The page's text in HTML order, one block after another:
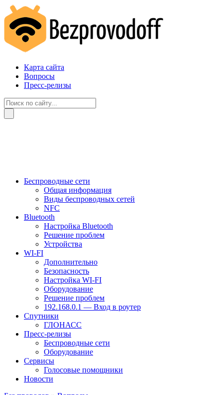
Карта сайта
Вопросы
Пресс-релизы
Беспроводные сети
Общая информация
Виды беспроводных сетей
NFC
Bluetooth
Настройка Bluetooth
Решение проблем
Устройства
WI-FI
Дополнительно
Безопасность
Настройка WI-FI
Оборудование
Решение проблем
192.168.0.1 — Вход в роутер
Спутники
ГЛОНАСС
Пресс-релизы
Беспроводные сети
Оборудование
Сервисы
Голосовые помощники
Новости